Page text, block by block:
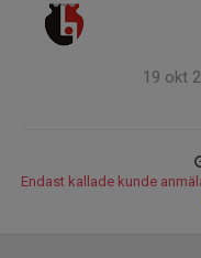
19 okt
Endast kallade kunde